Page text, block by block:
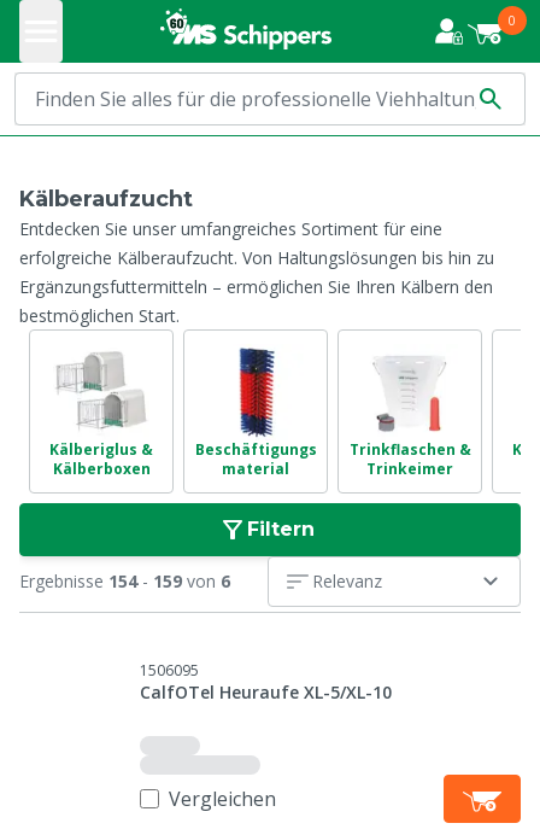
0
Kälberaufzucht
Entdecken Sie unser umfangreiches Sortiment für eine
erfolgreiche Kälberaufzucht. Von Haltungslösungen bis hin zu
Ergänzungsfuttermitteln – ermöglichen Sie Ihren Kälbern den
bestmöglichen Start.
Kälberiglus &
Kälberboxen
Beschäftigungs
material
Trinkflaschen &
Trinkeimer
Filtern
Ergebnisse 154- 159 von 6 Relevanz
1506095
CalfOTel Heuraufe XL-5/XL-10
Vergleichen